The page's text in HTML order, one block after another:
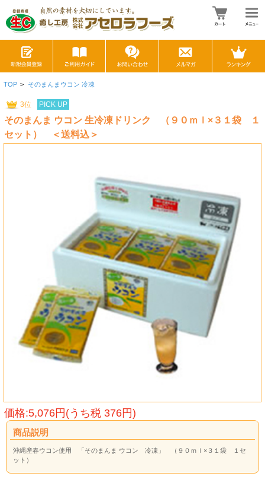
TOP > そのまんまウコン 冷凍
3位 PICK UP
そのまんま ウコン 生冷凍ドリンク （９０ｍｌ×３１袋 １
セット） ＜送料込＞
価格:5,076円(うち税 376円)
商品説明
沖縄産春ウコン使用 「そのまんま ウコン 冷凍」 （９０ｍｌ×３１袋 １セ
ット）